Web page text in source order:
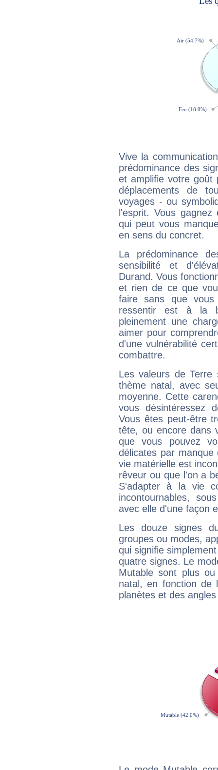
Vive la
prédominance des
et amplifie votre goût
déplacements de
voyages - ou
l'esprit. Vous
qui peut vous
en sens du concret.
La prédominance
sensibilité et
Durand. Vous
et rien de ce que
faire sans que
ressentir est à la
pleinement une
aimer pour
d'une vulnérabilité
combattre.
Les valeurs de Terre
thème natal, avec
moyenne. Cette
vous désintéressez
Vous êtes peut-être
tête, ou encore dans
que vous pouvez
délicates par
vie matérielle est
rêveur ou que l'on a
S'adapter à la vie
incontournables,
avec elle d'une façon
Les douze signes
groupes ou modes,
qui signifie
quatre signes. Le
Mutable sont plus
natal, en fonction de
planètes et des